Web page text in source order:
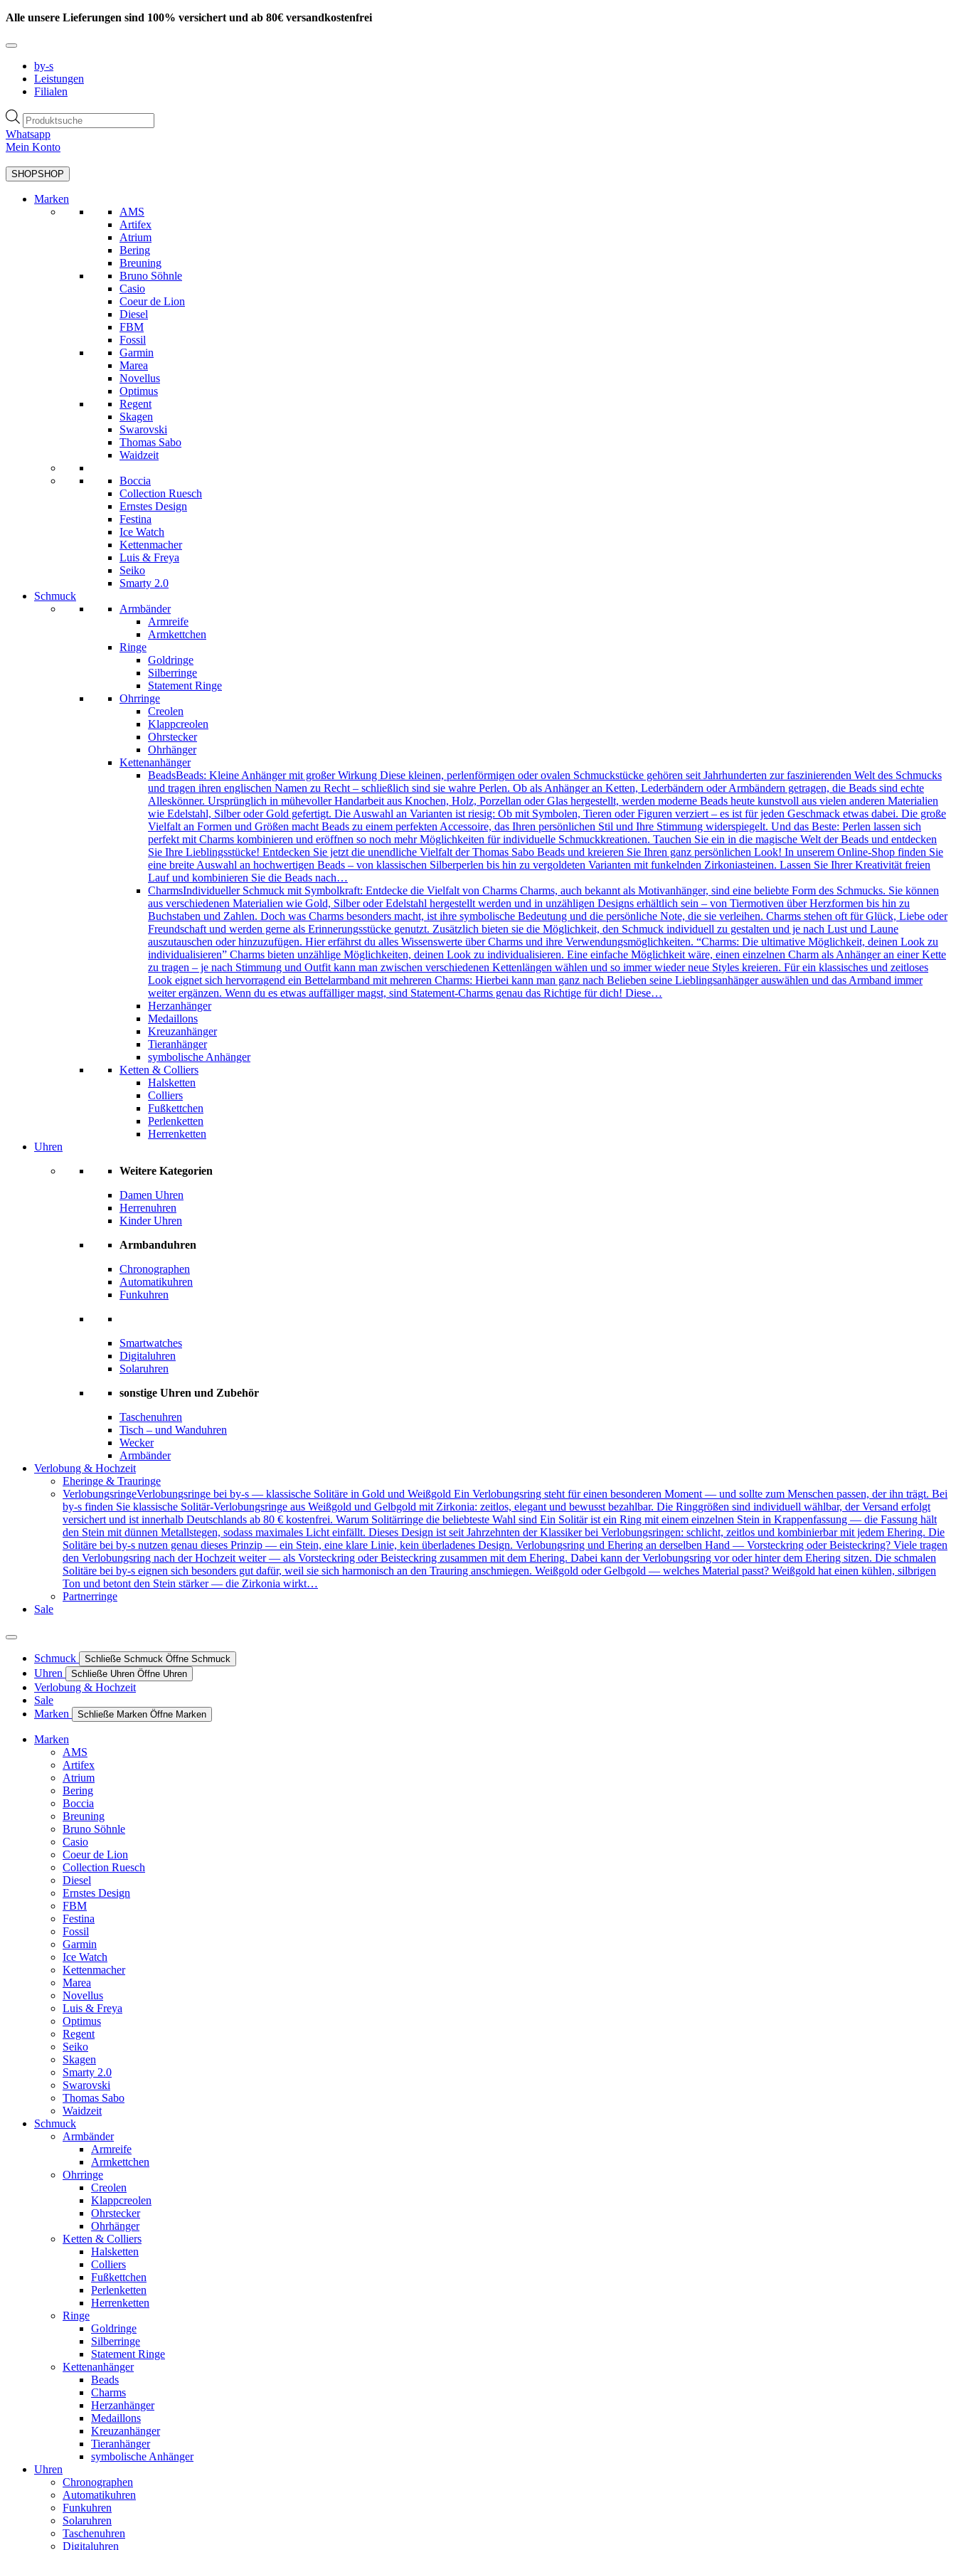
Zum
springen
Alle unsere Lieferungen sind 100% versichert und ab 80€ versandkostenfrei
by-s
Leistungen
Filialen
Products
search
Whatsapp
Mein Konto
SHOPSHOP
Marken
AMS
Artifex
Atrium
Bering
Breuning
Bruno Söhnle
Casio
Coeur de Lion
Diesel
FBM
Fossil
Garmin
Marea
Novellus
Optimus
Regent
Skagen
Swarovski
Thomas Sabo
Waidzeit
Boccia
Collection Ruesch
Ernstes Design
Festina
Ice Watch
Kettenmacher
Luis & Freya
Seiko
Smarty 2.0
Schmuck
Armbänder
Armreife
Armkettchen
Ringe
Goldringe
Silberringe
Statement Ringe
Ohrringe
Creolen
Klappcreolen
Ohrstecker
Ohrhänger
Kettenanhänger
BeadsBeads: Kleine Anhänger mit großer Wirkung Diese kleinen, perlenförmigen oder ovalen Schmuckstücke gehören seit Jahrhunderten zur faszinierenden Welt des Schmucks
und tragen ihren englischen Namen zu Recht – schließlich sind sie wahre Perlen. Ob als Anhänger an Ketten, Lederbändern oder Armbändern getragen, die Beads sind echte
Alleskönner. Ursprünglich in mühevoller Handarbeit aus Knochen, Holz, Porzellan oder Glas hergestellt, werden moderne Beads heute kunstvoll aus vielen anderen Materialien
wie Edelstahl, Silber oder Gold gefertigt. Die Auswahl an Varianten ist riesig: Ob mit Symbolen, Tieren oder Figuren verziert – es ist für jeden Geschmack etwas dabei. Die große
Vielfalt an Formen und Größen macht Beads zu einem perfekten Accessoire, das Ihren persönlichen Stil und Ihre Stimmung widerspiegelt. Und das Beste: Perlen lassen sich
perfekt mit Charms kombinieren und eröffnen so noch mehr Möglichkeiten für individuelle Schmuckkreationen. Tauchen Sie ein in die magische Welt der Beads und entdecken
Sie Ihre Lieblingsstücke! Entdecken Sie jetzt die unendliche Vielfalt der Thomas Sabo Beads und kreieren Sie Ihren ganz persönlichen Look! In unserem Online-Shop finden Sie
eine breite Auswahl an hochwertigen Beads – von klassischen Silberperlen bis hin zu vergoldeten Varianten mit funkelnden Zirkoniasteinen. Lassen Sie Ihrer Kreativität freien
Lauf und kombinieren Sie die Beads nach…
CharmsIndividueller Schmuck mit Symbolkraft: Entdecke die Vielfalt von Charms Charms, auch bekannt als Motivanhänger, sind eine beliebte Form des Schmucks. Sie können
aus verschiedenen Materialien wie Gold, Silber oder Edelstahl hergestellt werden und in unzähligen Designs erhältlich sein – von Tiermotiven über Herzformen bis hin zu
Buchstaben und Zahlen. Doch was Charms besonders macht, ist ihre symbolische Bedeutung und die persönliche Note, die sie verleihen. Charms stehen oft für Glück, Liebe oder
Freundschaft und werden gerne als Erinnerungsstücke genutzt. Zusätzlich bieten sie die Möglichkeit, den Schmuck individuell zu gestalten und je nach Lust und Laune
auszutauschen oder hinzuzufügen. Hier erfährst du alles Wissenswerte über Charms und ihre Verwendungsmöglichkeiten. “Charms: Die ultimative Möglichkeit, deinen Look zu
individualisieren” Charms bieten unzählige Möglichkeiten, deinen Look zu individualisieren. Eine einfache Möglichkeit wäre, einen einzelnen Charm als Anhänger an einer Kette
zu tragen – je nach Stimmung und Outfit kann man zwischen verschiedenen Kettenlängen wählen und so immer wieder neue Styles kreieren. Für ein klassisches und zeitloses
Look eignet sich hervorragend ein Bettelarmband mit mehreren Charms: Hierbei kann man ganz nach Belieben seine Lieblingsanhänger auswählen und das Armband immer
weiter ergänzen. Wenn du es etwas auffälliger magst, sind Statement-Charms genau das Richtige für dich! Diese…
Herzanhänger
Medaillons
Kreuzanhänger
Tieranhänger
symbolische Anhänger
Ketten & Colliers
Halsketten
Colliers
Fußkettchen
Perlenketten
Herrenketten
Uhren
Weitere Kategorien
Damen Uhren
Herrenuhren
Kinder Uhren
Armbanduhren
Chronographen
Automatikuhren
Funkuhren
Smartwatches
Digitaluhren
Solaruhren
sonstige Uhren und Zubehör
Taschenuhren
Tisch – und Wanduhren
Wecker
Armbänder
Verlobung & Hochzeit
Eheringe & Trauringe
VerlobungsringeVerlobungsringe bei by-s — klassische Solitäre in Gold und Weißgold Ein Verlobungsring steht für einen besonderen Moment — und sollte zum Menschen passen, der ihn trägt. Bei
by-s finden Sie klassische Solitär-Verlobungsringe aus Weißgold und Gelbgold mit Zirkonia: zeitlos, elegant und bewusst bezahlbar. Die Ringgrößen sind individuell wählbar, der Versand erfolgt
versichert und ist innerhalb Deutschlands ab 80 € kostenfrei. Warum Solitärringe die beliebteste Wahl sind Ein Solitär ist ein Ring mit einem einzelnen Stein in Krappenfassung — die Fassung hält
den Stein mit dünnen Metallstegen, sodass maximales Licht einfällt. Dieses Design ist seit Jahrzehnten der Klassiker bei Verlobungsringen: schlicht, zeitlos und kombinierbar mit jedem Ehering. Die
Solitäre bei by-s nutzen genau dieses Prinzip — ein Stein, eine klare Linie, kein überladenes Design. Verlobungsring und Ehering an derselben Hand — Vorsteckring oder Beisteckring? Viele tragen
den Verlobungsring nach der Hochzeit weiter — als Vorsteckring oder Beisteckring zusammen mit dem Ehering. Dabei kann der Verlobungsring vor oder hinter dem Ehering sitzen. Die schmalen
Solitäre bei by-s eignen sich besonders gut dafür, weil sie sich harmonisch an den Trauring anschmiegen. Weißgold oder Gelbgold — welches Material passt? Weißgold hat einen kühlen, silbrigen
Ton und betont den Stein stärker — die Zirkonia wirkt…
Partnerringe
Sale
Schmuck Schließe Schmuck Öffne Schmuck
Uhren Schließe Uhren Öffne Uhren
Verlobung & Hochzeit
Sale
Marken
Schließe Marken Öffne Marken
Marken
AMS
Artifex
Atrium
Bering
Boccia
Breuning
Bruno Söhnle
Casio
Coeur de Lion
Collection Ruesch
Diesel
Ernstes Design
FBM
Festina
Fossil
Garmin
Ice Watch
Kettenmacher
Marea
Novellus
Luis & Freya
Optimus
Regent
Seiko
Skagen
Smarty 2.0
Swarovski
Thomas Sabo
Waidzeit
Schmuck
Armbänder
Armreife
Armkettchen
Ohrringe
Creolen
Klappcreolen
Ohrstecker
Ohrhänger
Ketten & Colliers
Halsketten
Colliers
Fußkettchen
Perlenketten
Herrenketten
Ringe
Goldringe
Silberringe
Statement Ringe
Kettenanhänger
Beads
Charms
Herzanhänger
Medaillons
Kreuzanhänger
Tieranhänger
symbolische Anhänger
Uhren
Chronographen
Automatikuhren
Funkuhren
Solaruhren
Taschenuhren
Digitaluhren